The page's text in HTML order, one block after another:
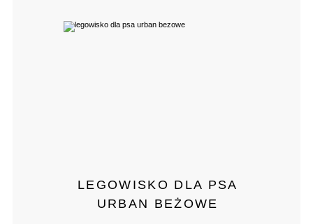
LEGOWISKO DLA PSA
URBAN BEŻOWE